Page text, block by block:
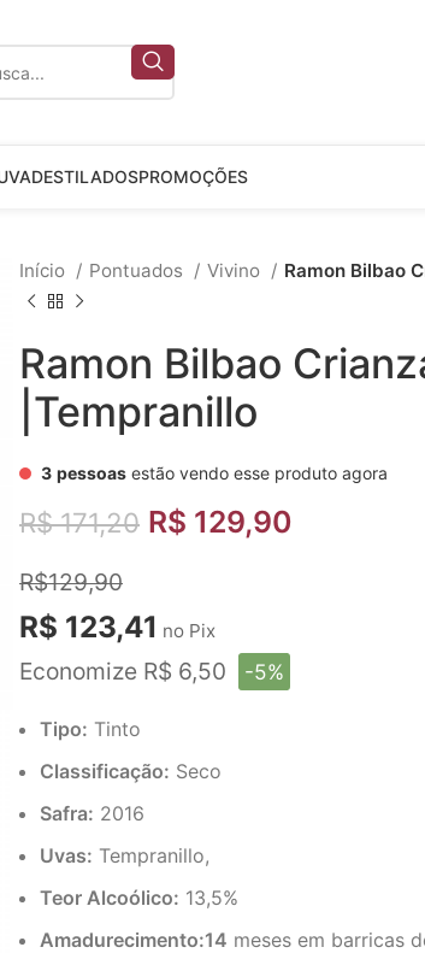
DESTILADOSPROMOÇÕES
Início Pontuados Vivino Ramon Bilbao
Ramon Bilbao
|Tempranillo
3 pessoas estão vendo esse produto agora
R$171,20 R$ 129,90
R$129,90
R$ 123,41 no Pix
Economize R$ 6,50 -5%
Tipo: Tinto
Classificação: Seco
Safra: 2016
Uvas: Tempranillo,
Teor Alcoólico: 13,5%
Amadurecimento:14 meses em barricas